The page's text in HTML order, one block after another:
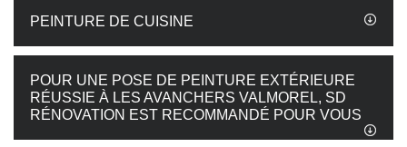
PEINTURE DE CUISINE
POUR UNE POSE DE PEINTURE EXTÉRIEURE
RÉUSSIE À LES AVANCHERS VALMOREL, SD
RÉNOVATION EST RECOMMANDÉ POUR VOUS